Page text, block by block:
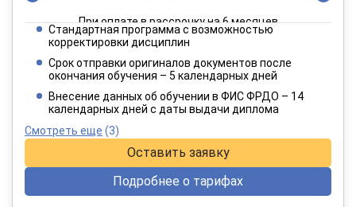
При оплате в рассрочку на 6 месяцев
1 915 руб.
При оплате в рассрочку на 12 месяцев
Стандартная программа с возможностью
корректировки дисциплин
Срок отправки оригиналов документов после
окончания обучения – 5 календарных дней
Внесение данных об обучении в ФИС ФРДО – 14
календарных дней с даты выдачи диплома
Смотреть еще (3)
Оставить заявку
Подробнее о тарифах